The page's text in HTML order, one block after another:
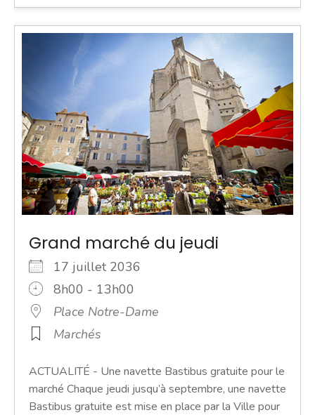
Grand marché du jeudi
17 juillet 2036
8h00 - 13h00
Place Notre-Dame
Marchés
ACTUALITÉ - Une navette Bastibus gratuite pour le
marché Chaque jeudi jusqu’à septembre, une navette
Bastibus gratuite est mise en place par la Ville pour